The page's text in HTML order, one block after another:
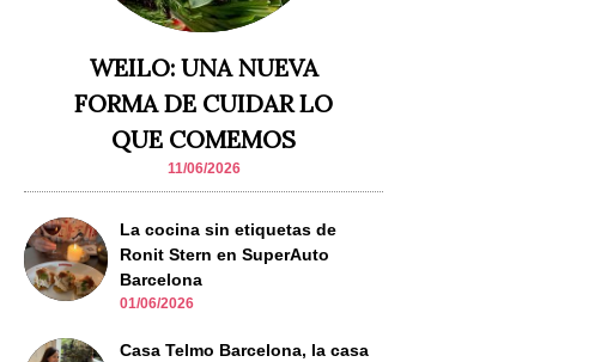
WEILO: UNA NUEVA
FORMA DE CUIDAR LO
QUE COMEMOS
11/06/2026
La cocina sin etiquetas de
Ronit Stern en SuperAuto
Barcelona
01/06/2026
Casa Telmo Barcelona, la casa